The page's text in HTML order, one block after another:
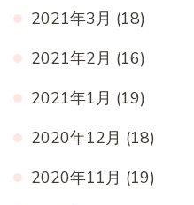
2021年3月 (18)
2021年2月 (16)
2021年1月 (19)
2020年12月 (18)
2020年11月 (19)